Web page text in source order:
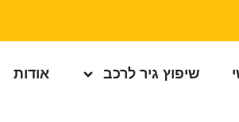
שיפוץ גיר לרכב אודות